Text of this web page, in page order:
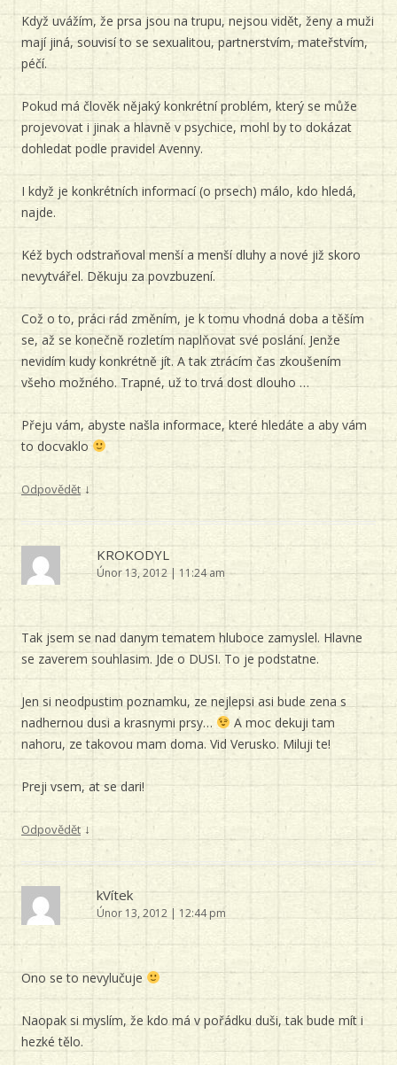
Když uvážím, že prsa jsou na trupu, nejsou vidět, ženy a muži
mají jiná, souvisí to se sexualitou, partnerstvím, mateřstvím,
péčí.
Pokud má člověk nějaký konkrétní problém, který se může
projevovat i jinak a hlavně v psychice, mohl by to dokázat
dohledat podle pravidel Avenny.
I když je konkrétních informací (o prsech) málo, kdo hledá,
najde.
Kéž bych odstraňoval menší a menší dluhy a nové již skoro
nevytvářel. Děkuju za povzbuzení.
Což o to, práci rád změním, je k tomu vhodná doba a těším
se, až se konečně rozletím naplňovat své poslání. Jenže
nevidím kudy konkrétně jít. A tak ztrácím čas zkoušením
všeho možného. Trapné, už to trvá dost dlouho …
Přeju vám, abyste našla informace, které hledáte a aby vám
to docvaklo
Odpovědět ↓
KROKODYL
Únor 13, 2012 | 11:24 am
Tak jsem se nad danym tematem hluboce zamyslel. Hlavne
se zaverem souhlasim. Jde o DUSI. To je podstatne.
Jen si neodpustim poznamku, ze nejlepsi asi bude zena s
nadhernou dusi a krasnymi prsy…
A moc dekuji tam
nahoru, ze takovou mam doma. Vid Verusko. Miluji te!
Preji vsem, at se dari!
Odpovědět ↓
kVítek
Únor 13, 2012 | 12:44 pm
Ono se to nevylučuje
Naopak si myslím, že kdo má v pořádku duši, tak bude mít i
hezké tělo.